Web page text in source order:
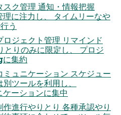
ク管理 通知・情報把握
に注力し、 タイムリーなや
う
ジェクト管理 リマインド
りのみに限定し、 プロジ
集約
ュニケーション スケジュー
ツールを利用し、
ーションに集中
進行やりとり 各種承認やり